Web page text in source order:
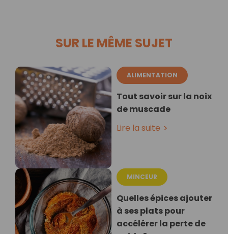
SUR LE MÊME SUJET
ALIMENTATION
Tout savoir sur la noix
de muscade
Lire la suite
MINCEUR
Quelles épices ajouter
à ses plats pour
accélérer la perte de